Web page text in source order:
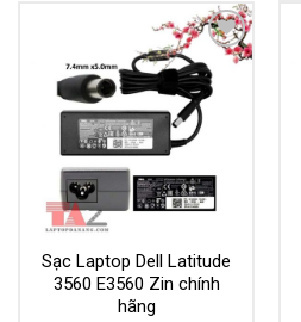
Add to
Wishlist
Sạc Laptop Dell Latitude
3560 E3560 Zin chính
hãng